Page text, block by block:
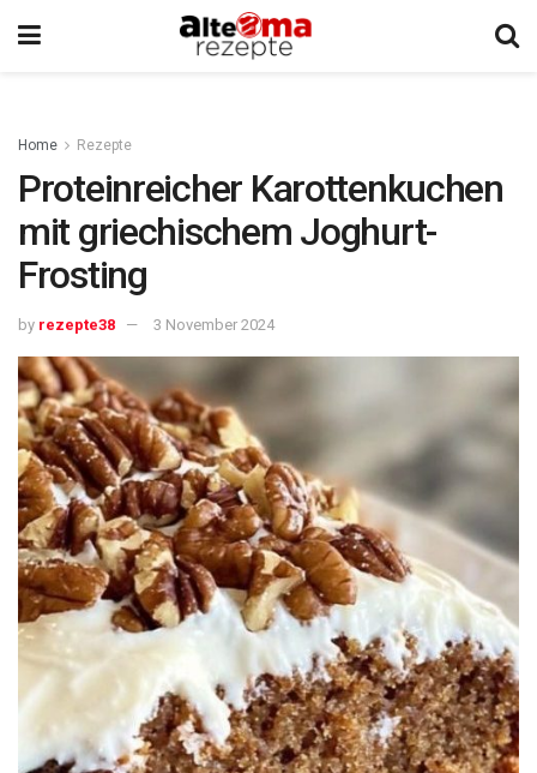
Home Rezepte
Proteinreicher Karottenkuchen
mit griechischem Joghurt-
Frosting
by rezepte38 3 November 2024